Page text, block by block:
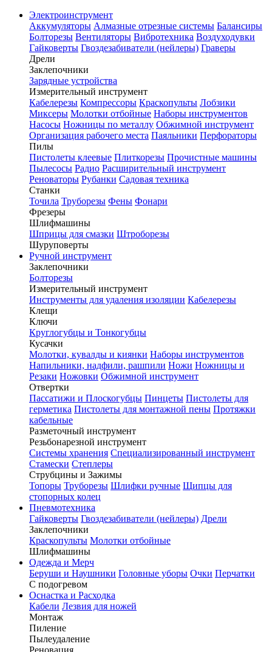
Электроинструмент
Аккумуляторы Алмазные отрезные системы Балансиры
Болторезы Вентиляторы Вибротехника Воздуходувки
Гайковерты Гвоздезабиватели (нейлеры) Граверы
Дрели
Заклепочники
Зарядные устройства
Измерительный инструмент
Кабелерезы Компрессоры Краскопульты Лобзики
Миксеры Молотки отбойные Наборы инструментов
Насосы Ножницы по металлу Обжимной инструмент
Организация рабочего места Паяльники Перфораторы
Пилы
Пистолеты клеевые Плиткорезы Прочистные машины
Пылесосы Радио Расширительный инструмент
Реноваторы Рубанки Садовая техника
Станки
Точила Труборезы Фены Фонари
Фрезеры
Шлифмашины
Шприцы для смазки Штроборезы
Шуруповерты
Ручной инструмент
Заклепочники
Болторезы
Измерительный инструмент
Инструменты для удаления изоляции Кабелерезы
Клещи
Ключи
Круглогубцы и Тонкогубцы
Кусачки
Молотки, кувалды и киянки Наборы инструментов
Напильники, надфили, рашпили Ножи Ножницы и
Резаки Ножовки Обжимной инструмент
Отвертки
Пассатижи и Плоскогубцы Пинцеты Пистолеты для
герметика Пистолеты для монтажной пены Протяжки
кабельные
Разметочный инструмент
Резьбонарезной инструмент
Системы хранения Специализированный инструмент
Стамески Степлеры
Струбцины и Зажимы
Топоры Труборезы Шлифки ручные Щипцы для
стопорных колец
Пневмотехника
Гайковерты Гвоздезабиватели (нейлеры) Дрели
Заклепочники
Краскопульты Молотки отбойные
Шлифмашины
Одежда и Мерч
Беруши и Наушники Головные уборы Очки Перчатки
С подогревом
Оснастка и Расходка
Кабели Лезвия для ножей
Монтаж
Пиление
Пылеудаление
Реновация